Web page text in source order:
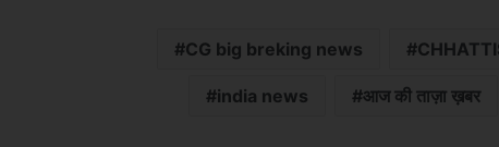
CG big breking news
india news आज की ताज़ा ख़बर